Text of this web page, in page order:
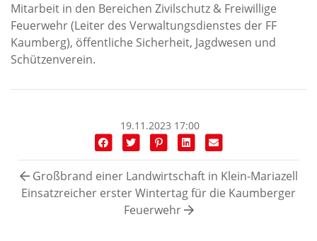
Mitarbeit in den Bereichen Zivilschutz & Freiwillige
Feuerwehr (Leiter des Verwaltungsdienstes der FF
Kaumberg), öffentliche Sicherheit, Jagdwesen und
Schützenverein.
19.11.2023 17:00
Großbrand einer Landwirtschaft in Klein-Mariazell
Einsatzreicher erster Wintertag für die Kaumberger
Feuerwehr